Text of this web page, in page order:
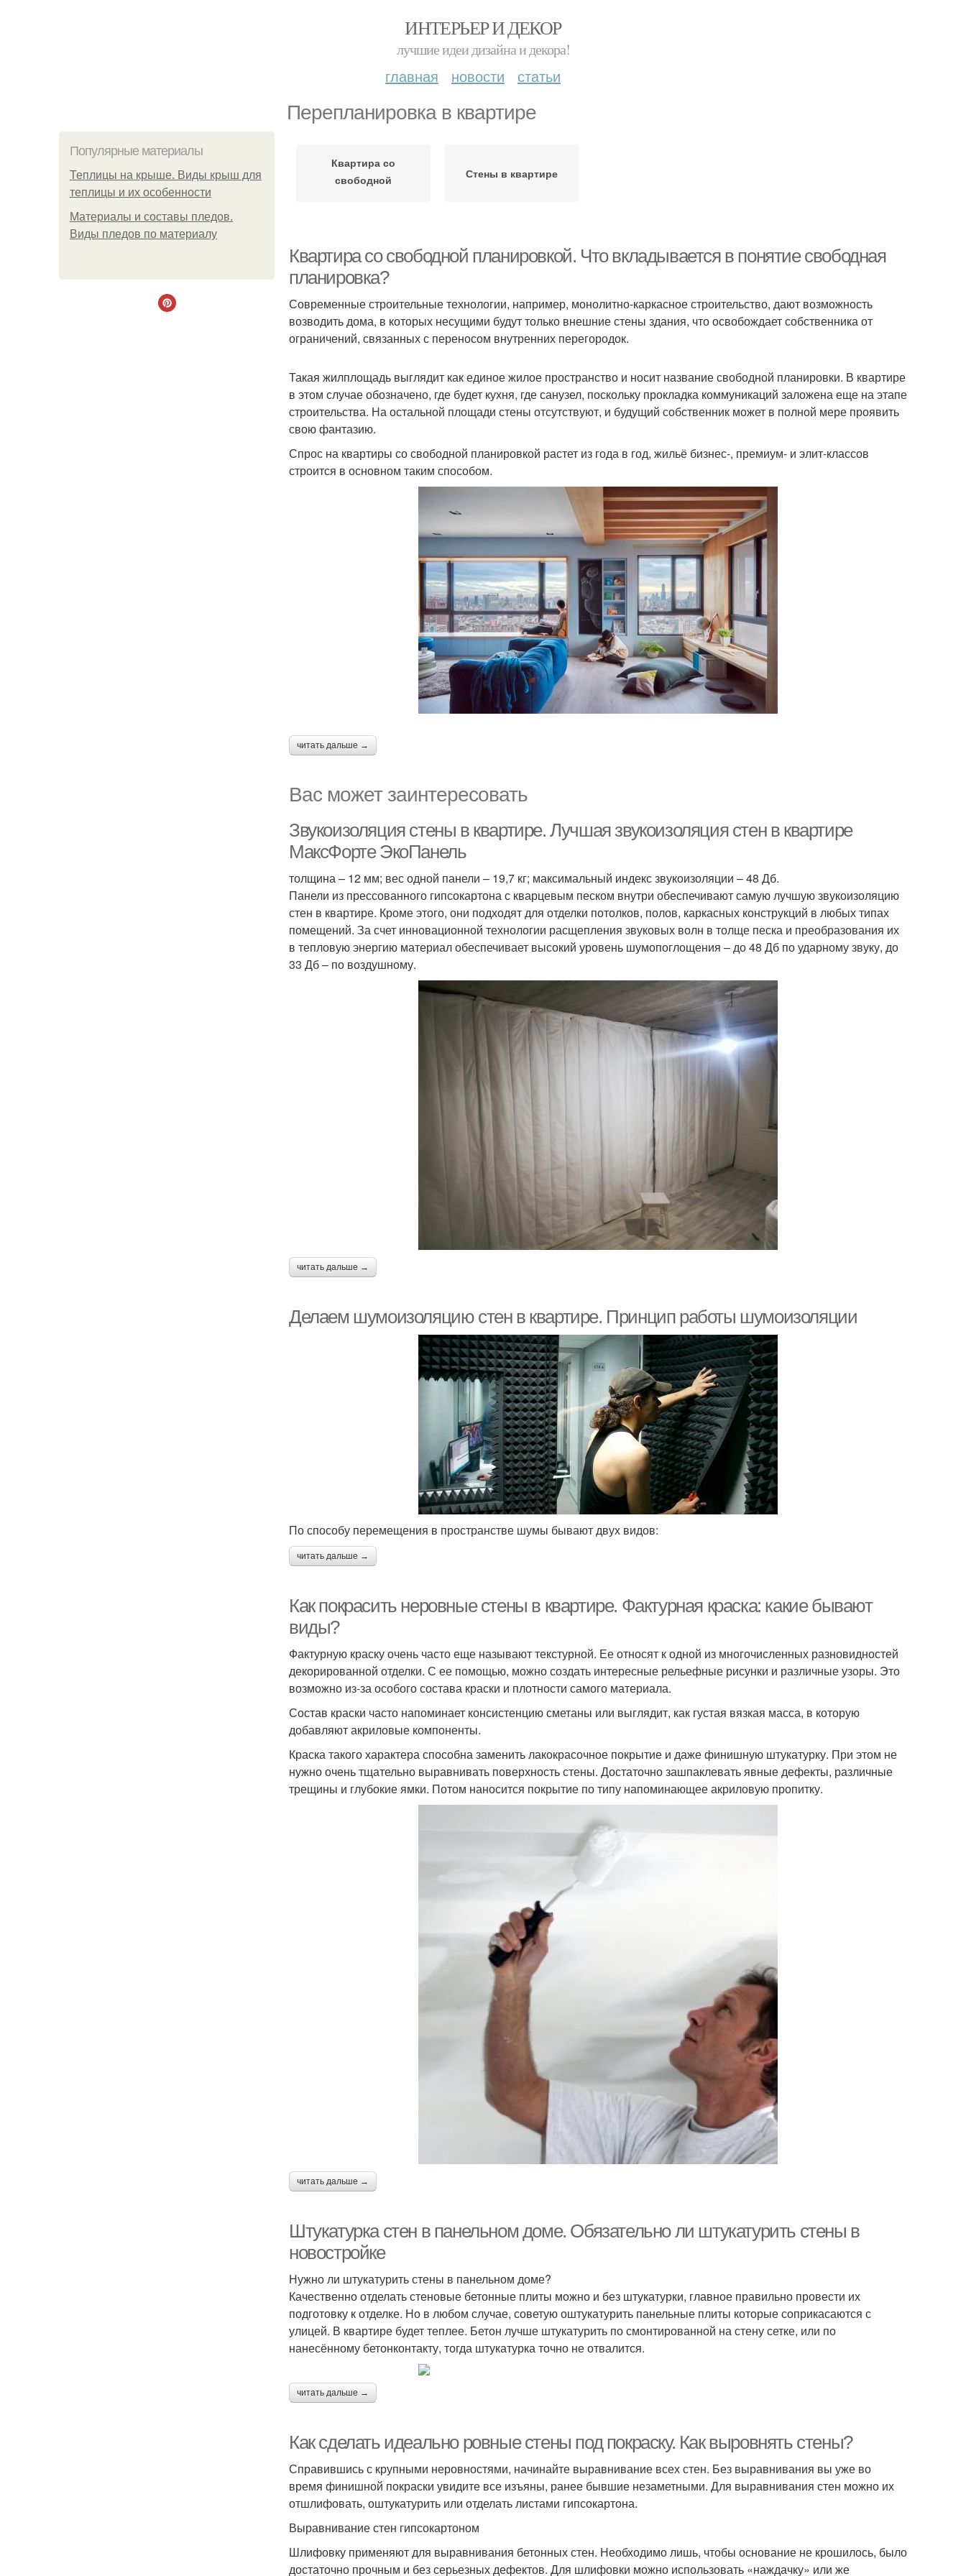
ИНТЕРЬЕР И ДЕКОР
лучшие идеи дизайна и декора!
главная новости статьи
Перепланировка в квартире
Популярные материалы
Теплицы на крыше. Виды крыш для
теплицы и их особенности
Материалы и составы пледов.
Виды пледов по материалу
Квартира со
свободной
Стены в квартире
Квартира со свободной планировкой. Что вкладывается в понятие свободная
планировка?
Современные строительные технологии, например, монолитно-каркасное строительство, дают возможность
возводить дома, в которых несущими будут только внешние стены здания, что освобождает собственника от
ограничений, связанных с переносом внутренних перегородок.
Такая жилплощадь выглядит как единое жилое пространство и носит название свободной планировки. В квартире
в этом случае обозначено, где будет кухня, где санузел, поскольку прокладка коммуникаций заложена еще на этапе
строительства. На остальной площади стены отсутствуют, и будущий собственник может в полной мере проявить
свою фантазию.
Спрос на квартиры со свободной планировкой растет из года в год, жильё бизнес-, премиум- и элит-классов
строится в основном таким способом.
читать дальше →
Вас может заинтересовать
Звукоизоляция стены в квартире. Лучшая звукоизоляция стен в квартире
МаксФорте ЭкоПанель
толщина – 12 мм; вес одной панели – 19,7 кг; максимальный индекс звукоизоляции – 48 Дб.
Панели из прессованного гипсокартона с кварцевым песком внутри обеспечивают самую лучшую звукоизоляцию
стен в квартире. Кроме этого, они подходят для отделки потолков, полов, каркасных конструкций в любых типах
помещений. За счет инновационной технологии расщепления звуковых волн в толще песка и преобразования их
в тепловую энергию материал обеспечивает высокий уровень шумопоглощения – до 48 Дб по ударному звуку, до
33 Дб – по воздушному.
читать дальше →
Делаем шумоизоляцию стен в квартире. Принцип работы шумоизоляции
По способу перемещения в пространстве шумы бывают двух видов:
читать дальше →
Как покрасить неровные стены в квартире. Фактурная краска: какие бывают
виды?
Фактурную краску очень часто еще называют текстурной. Ее относят к одной из многочисленных разновидностей
декорированной отделки. С ее помощью, можно создать интересные рельефные рисунки и различные узоры. Это
возможно из-за особого состава краски и плотности самого материала.
Состав краски часто напоминает консистенцию сметаны или выглядит, как густая вязкая масса, в которую
добавляют акриловые компоненты.
Краска такого характера способна заменить лакокрасочное покрытие и даже финишную штукатурку. При этом не
нужно очень тщательно выравнивать поверхность стены. Достаточно зашпаклевать явные дефекты, различные
трещины и глубокие ямки. Потом наносится покрытие по типу напоминающее акриловую пропитку.
читать дальше →
Штукатурка стен в панельном доме. Обязательно ли штукатурить стены в
новостройке
Нужно ли штукатурить стены в панельном доме?
Качественно отделать стеновые бетонные плиты можно и без штукатурки, главное правильно провести их
подготовку к отделке. Но в любом случае, советую оштукатурить панельные плиты которые соприкасаются с
улицей. В квартире будет теплее. Бетон лучше штукатурить по смонтированной на стену сетке, или по
нанесённому бетонконтакту, тогда штукатурка точно не отвалится.
читать дальше →
Как сделать идеально ровные стены под покраску. Как выровнять стены?
Справившись с крупными неровностями, начинайте выравнивание всех стен. Без выравнивания вы уже во
время финишной покраски увидите все изъяны, ранее бывшие незаметными. Для выравнивания стен можно их
отшлифовать, оштукатурить или отделать листами гипсокартона.
Выравнивание стен гипсокартоном
Шлифовку применяют для выравнивания бетонных стен. Необходимо лишь, чтобы основание не крошилось, было
достаточно прочным и без серьезных дефектов. Для шлифовки можно использовать «наждачку» или же